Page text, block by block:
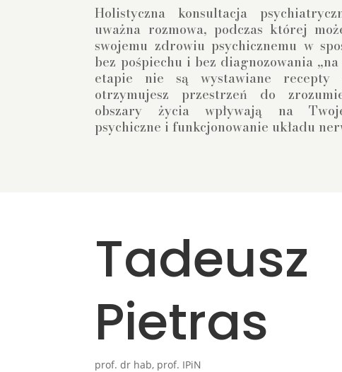
Holistyczna konsultacja
uważna rozmowa, podczas której
swojemu zdrowiu psychicznemu w
bez pośpiechu i bez diagnozowania
etapie nie są wystawiane recepty
otrzymujesz przestrzeń do
obszary życia wpływają na
psychiczne i funkcjonowanie układu
Tadeusz
Pietras
prof. dr hab, prof. IPiN